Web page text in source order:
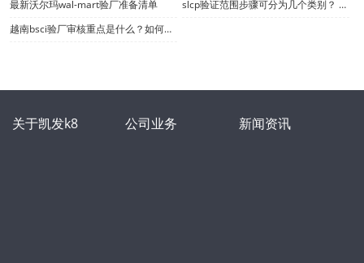
最新沃尔玛wal-mart验厂准备清单
slcp验证范围步骤可分为几个类别？ slcp的管理系统要求？
越南bsci验厂审核重点是什么？如何快速通过越南bsci验厂审核？
关于凯发k8 公司业务 新闻资讯